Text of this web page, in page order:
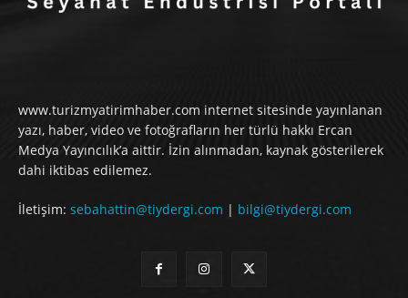
www.turizmyatirimhaber.com internet sitesinde yayınlanan
yazı, haber, video ve fotoğrafların her türlü hakkı Ercan
Medya Yayıncılık’a aittir. İzin alınmadan, kaynak gösterilerek
dahi iktibas edilemez.
İletişim: sebahattin@tiydergi.com | bilgi@tiydergi.com